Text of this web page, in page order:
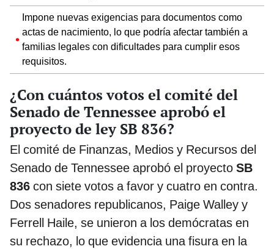
Impone nuevas exigencias para documentos como
actas de nacimiento, lo que podría afectar también a
familias legales con dificultades para cumplir esos
requisitos.
¿Con cuántos votos el comité del
Senado de Tennessee aprobó el
proyecto de ley SB 836?
El comité de Finanzas, Medios y Recursos del
Senado de Tennessee aprobó el proyecto SB
836 con siete votos a favor y cuatro en contra.
Dos senadores republicanos, Paige Walley y
Ferrell Haile, se unieron a los demócratas en
su rechazo, lo que evidencia una fisura en la